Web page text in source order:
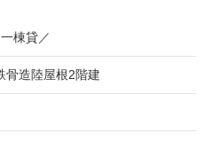
棟貸／
造陸屋根2階建